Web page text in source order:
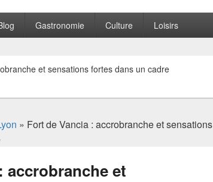
Gastronomie Culture Loisirs
et sensations fortes dans un cadre
» Fort de Vancia : accrobranche et sensations
accrobranche et